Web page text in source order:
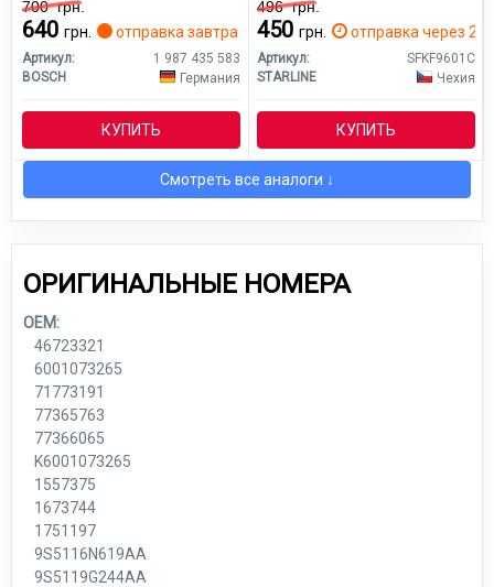
700грн.
640 грн. отправка завтра
Артикул:
1 987 435 583
BOSCH
Германия
КУПИТЬ
496грн.
450 грн. отправка через 2
Артикул:
SFKF9601C
STARLINE
Чехия
КУПИТЬ
Смотреть все аналоги ↓
ОРИГИНАЛЬНЫЕ НОМЕРА
OEM:
46723321
6001073265
71773191
77365763
77366065
K6001073265
1557375
1673744
1751197
9S5116N619AA
9S5119G244AA